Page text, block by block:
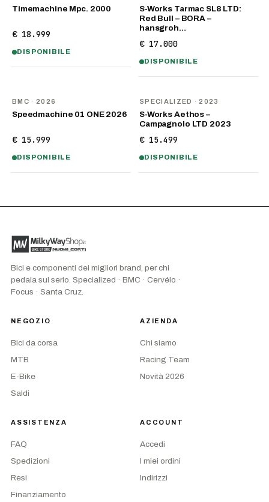
Timemachine Mpc. 2000
€ 18.999
DISPONIBILE
S-Works Tarmac SL8 LTD:
Red Bull – BORA –
hansgroh…
€ 17.000
DISPONIBILE
BMC · 2026
Speedmachine 01 ONE 2026
€ 15.999
DISPONIBILE
SPECIALIZED · 2023
S-Works Aethos –
Campagnolo LTD 2023
€ 15.499
DISPONIBILE
Bici e componenti dei migliori brand, per chi
pedala sul serio. Specialized · BMC · Cervélo ·
Focus · Santa Cruz.
NEGOZIO
Bici da corsa
MTB
E-Bike
Saldi
AZIENDA
Chi siamo
Racing Team
Novità 2026
ASSISTENZA
FAQ
Spedizioni
Resi
Finanziamento
ACCOUNT
Accedi
I miei ordini
Indirizzi